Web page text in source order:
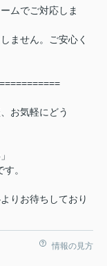
ムでご対応しま
ません。ご安心く
お気軽にどう
。
りお待ちしており
情報の見方